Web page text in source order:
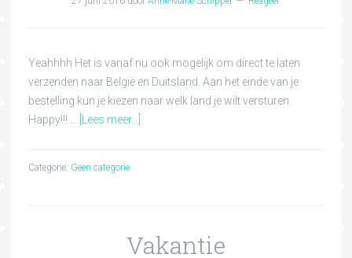
Yeahhhh Het is vanaf nu ook mogelijk om direct te laten
verzenden naar België en Duitsland. Aan het einde van je
bestelling kun je kiezen naar welk land je wilt versturen.
Happy!!! …
[Lees meer...]
Categorie: Geen categorie
Vakantie